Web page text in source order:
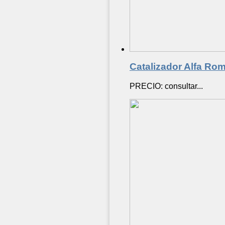
Catalizador Alfa
PRECIO: consultar...